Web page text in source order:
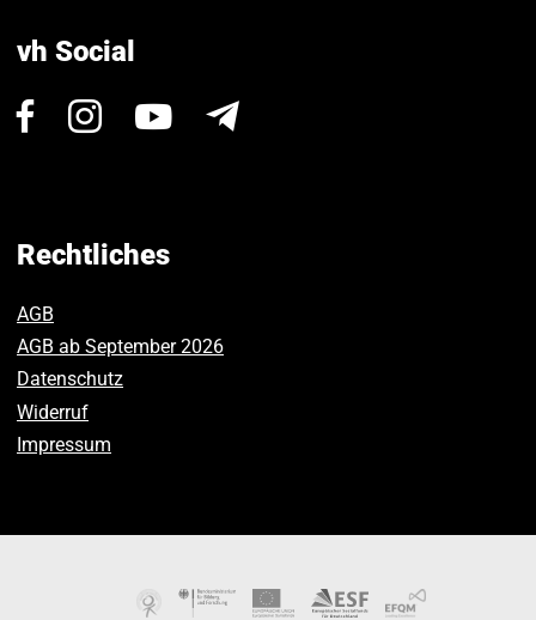
vh Social
Besuchen
Facebook.
Besuchen
Instagram.
Besuchen
Rechtliches
AGB
AGB ab September 2026
Datenschutz
Widerruf
Impressum